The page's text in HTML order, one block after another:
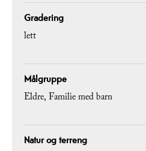
Gradering
lett
Målgruppe
Eldre Familie med barn
Natur og terreng